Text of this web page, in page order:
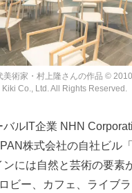
美術家・村上隆さんの作品 ©
Co., Ltd. All Rights Reserved.
バルIT企業 NHN
株式会社の自社ビル
ンには自然と芸術の要素
ビー、カフェ、ライブ